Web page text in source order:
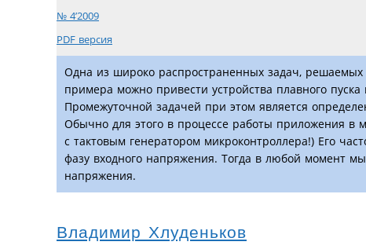
№ 4’2009
PDF версия
Одна из широко распространенных задач,
примера можно привести устройства плавного
Промежуточной задачей при этом является
Обычно для этого в процессе работы приложения в
с тактовым генератором микроконтроллера!) Его
фазу входного напряжения. Тогда в любой момент
напряжения.
Владимир Хлуденьков